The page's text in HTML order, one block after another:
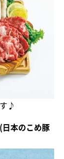
♪
本のこめ豚